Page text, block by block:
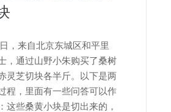
，来自北京东城区和平里
，通过山野小朱购买了桑树
灵芝切块各半斤。以下是两
程，里面有一些问答可以作
这些桑黄小块是切出来的，